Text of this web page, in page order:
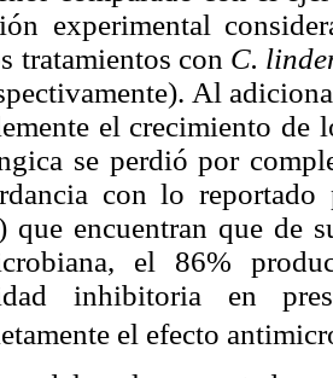
experimental
tratamientos con C.
Al
el crecimiento de
se perdió por
con lo
que encuentran que de
el 86%
inhibitoria en
el efecto